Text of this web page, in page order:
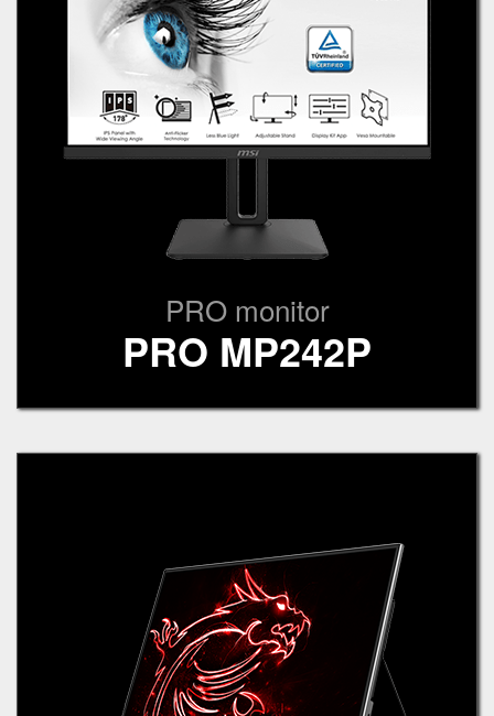
PRO monitor
PRO MP242P